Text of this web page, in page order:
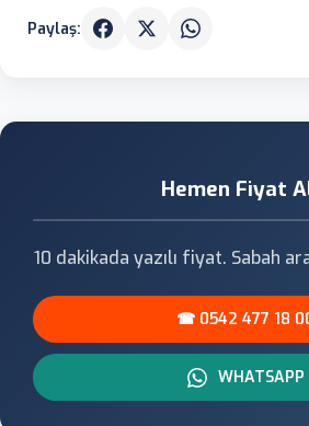
Paylaş:
Hemen Fiyat
10 dakikada yazılı fiyat. Sabah
☎ 0542 477 18
WHATSAPP